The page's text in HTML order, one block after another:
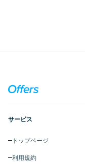
サービス
トップページ
利用規約